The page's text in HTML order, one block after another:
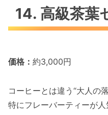
14. 高級茶葉
価格： 約3,000円
コーヒーとは違う“大人の
特にフレーバーティーが人